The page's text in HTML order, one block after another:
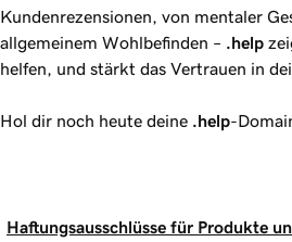
Kundenrezensionen, von mentaler
allgemeinem Wohlbefinden – .help
helfen, und stärkt das Vertrauen in
Hol dir noch heute deine .help-
Haftungsausschlüsse für Produkte